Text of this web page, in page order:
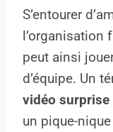
S’entourer
l’organisation
peut ainsi
d’équipe. Un
vidéo
un pique-